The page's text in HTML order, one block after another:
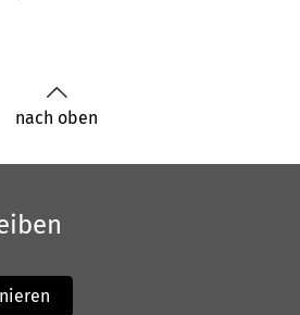
nach oben